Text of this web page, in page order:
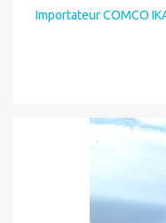
Importateur COMCO